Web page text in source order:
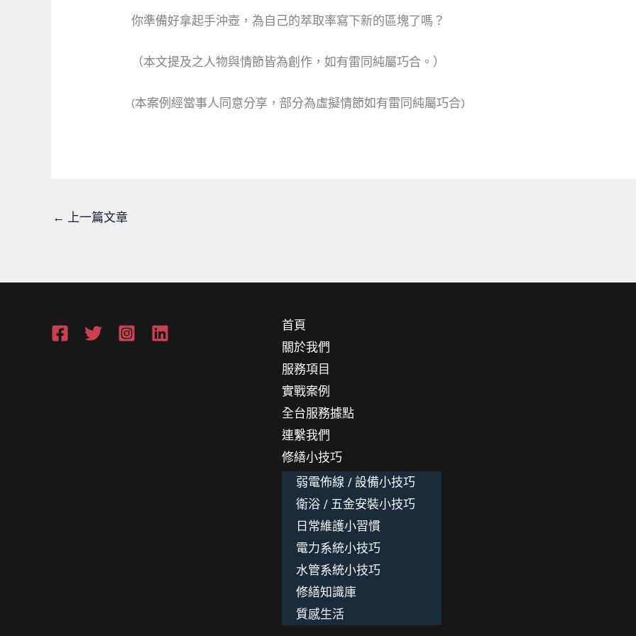
你準備好拿起手沖壺，為自己的萃取率寫下新的區塊了嗎？
（本文提及之人物與情節皆為創作，如有雷同純屬巧合。）
(本案例經當事人同意分享，部分為虛擬情節如有雷同純屬巧合)
← 上一篇文章
首頁
關於我們
服務項目
實戰案例
全台服務據點
連繫我們
修繕小技巧
弱電佈線 / 設備小技巧
衛浴 / 五金安裝小技巧
日常維護小習慣
電力系統小技巧
水管系統小技巧
修繕知識庫
質感生活